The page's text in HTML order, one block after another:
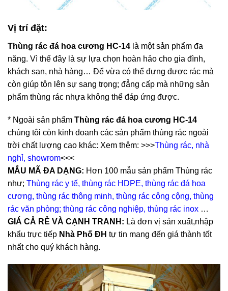
Vị trí đặt:
Thùng rác đá hoa cương HC-14 là một sản phẩm đa
năng. Vì thế đây là sự lựa chọn hoàn hảo cho gia đình,
khách sạn, nhà hàng… Để vừa có thể đựng được rác mà
còn giúp tôn lên sự sang trọng; đẳng cấp mà những sản
phẩm thùng rác nhựa không thể đáp ứng được. ​
* Ngoài sản phẩm Thùng rác đá hoa cương HC-14
chúng tôi còn kinh doanh các sản phẩm thùng rác ngoài
trời chất lượng cao khác: Xem thêm: >>>Thùng rác, nhà
nghỉ, showrom<<<
MẪU MÃ ĐA DẠNG: Hơn 100 mẫu sản phẩm Thùng rác
như; Thùng rác y tế, thùng rác HDPE, thùng rác đá hoa
cương, thùng rác thông minh, thùng rác công cộng, thùng
rác văn phòng; thùng rác công nghiệp, thùng rác inox …
GIÁ CẢ RẺ VÀ CẠNH TRANH: Là đơn vị sản xuất,nhập
khẩu trực tiếp Nhà Phố ĐH tự tin mang đến giá thành tốt
nhất cho quý khách hàng.